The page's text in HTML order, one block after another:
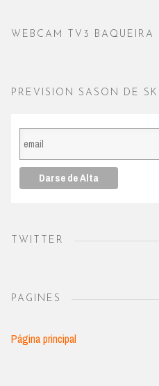
WEBCAM TV3 BAQUEIRA
PREVISION SASON DE SKI
TWITTER
PAGINES
Página principal